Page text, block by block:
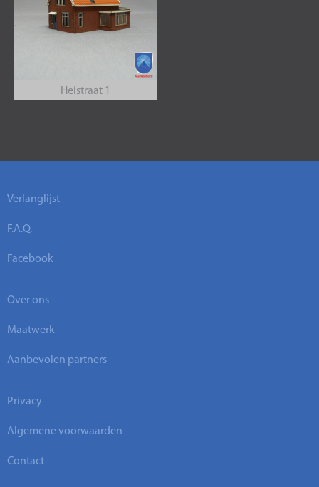
Heistraat 1
Verlanglijst
F.A.Q.
Facebook
Over ons
Maatwerk
Aanbevolen partners
Privacy
Algemene voorwaarden
Contact